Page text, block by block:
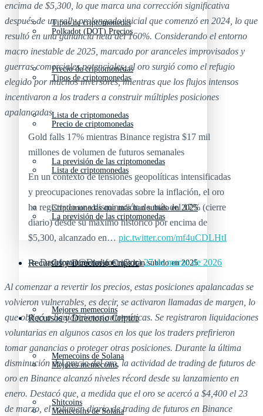
Tipos de criptomonedas
Precio de criptomonedas
Lista de criptomonedas
La previsión de las criptomonedas
Criptomonedas que más han subido en 2025
Recursos y Directorio Cripto
Mejores memecoins
Memecoins de Solana
Shitcoins
Polkadot (DOT) Precios
Tipos de criptomonedas
Precio de criptomonedas
Lista de criptomonedas
La previsión de las criptomonedas
Criptomonedas que más han subido en 2025
Recursos y Directorio Cripto
Mejores memecoins
Memecoins de Solana
encima de $5,300, lo que marca una corrección significativa
después de un rally prolongado inicial que comenzó en 2024, lo que
resultó en una ganancia neta del 160%. Considerando el entorno
macro inestable de 2025, marcado por aranceles improvisados y
guerras comerciales potenciales, el oro surgió como el refugio
elegido por muchos inversores, mientras que los flujos intensos
incentivaron a los traders a construir múltiples posiciones
apalancadas.
Gold falls 17% mientras Binance registra $17 mil
millones de volumen de futuros semanales
En un contexto de tensiones geopolíticas intensificadas
y preocupaciones renovadas sobre la inflación, el oro
ha registrado una disminución de más del 17% (cierre
diario) desde su máximo histórico por encima de
$5,300, alcanzado en… pic.twitter.com/mf4uCDLHtI
— Darkfost (@Darkfost_Coc)27 de marzo de 2026
Al comenzar a revertir los precios, estas posiciones apalancadas se
volvieron vulnerables, es decir, se activaron llamadas de margen, lo
que obligó a liquidaciones automáticas. Se registraron liquidaciones
voluntarias en algunos casos en los que los traders prefirieron
tomar ganancias o proteger otras posiciones. Durante la última
disminución del precio del oro, la actividad de trading de futuros de
oro en Binance alcanzó niveles récord desde su lanzamiento en
enero. Destacó que, a medida que el oro se acercó a $4,400 el 23
de marzo, el volumen diario de trading de futuros en Binance